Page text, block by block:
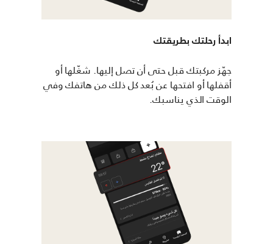
ابدأ رحلتك بطريقتك
جهّز مركبتك قبل حتى أن تصل إليها. شغّلها أو
أقفلها أو افتحها عن بُعد كل ذلك من هاتفك وفي
الوقت الذي يناسبك.